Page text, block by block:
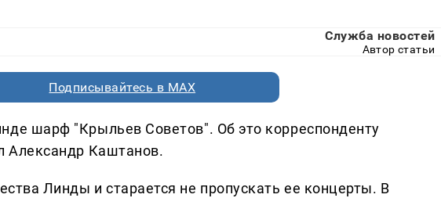
Служба новостей
Автор статьи
Подписывайтесь в MAX
шарф "Крыльев Советов". Об это корреспонденту
Александр Каштанов.
Линды и старается не пропускать ее концерты. В